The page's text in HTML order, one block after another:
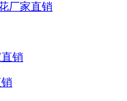
厂家直销